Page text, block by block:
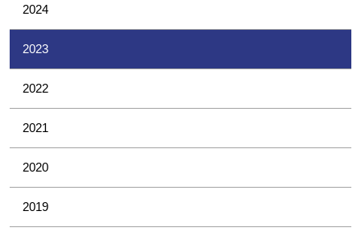
2024
2023
2022
2021
2020
2019